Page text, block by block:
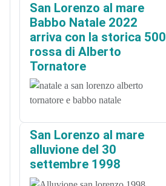
San Lorenzo al mare
Babbo Natale 2022
arriva con la storica 500
rossa di Alberto
Tornatore
San Lorenzo al mare
alluvione del 30
settembre 1998